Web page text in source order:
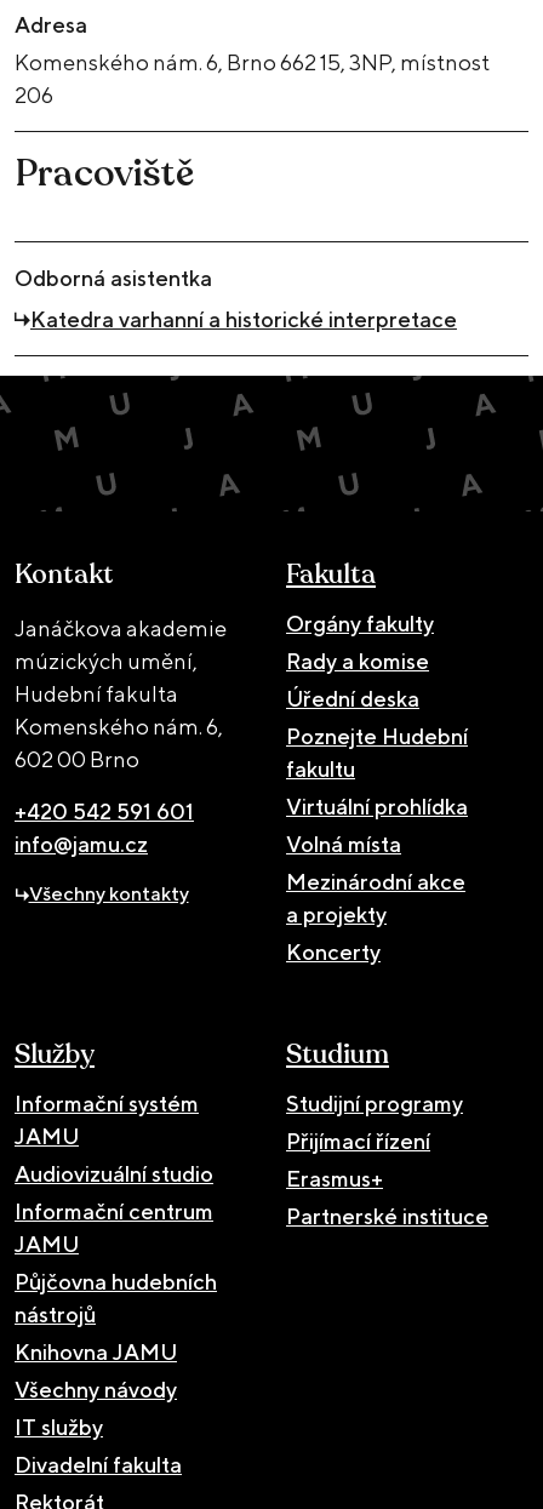
Adresa
Komenského nám. 6, Brno 662 15, 3NP, místnost
206
Pracoviště
Odborná asistentka
Katedra varhanní a historické interpretace
Kontakt
Janáčkova akademie
múzických umění,
Hudební fakulta
Komenského nám. 6,
602 00 Brno
+420 542 591 601
info@jamu.cz
Všechny kontakty
Fakulta
Orgány fakulty
Rady a komise
Úřední deska
Poznejte Hudební
fakultu
Virtuální prohlídka
Volná místa
Mezinárodní akce
a projekty
Koncerty
Služby
Informační systém
JAMU
Audiovizuální studio
Informační centrum
JAMU
Půjčovna hudebních
nástrojů
Knihovna JAMU
Všechny návody
IT služby
Divadelní fakulta
Rektorát
Studium
Studijní programy
Přijímací řízení
Erasmus+
Partnerské instituce